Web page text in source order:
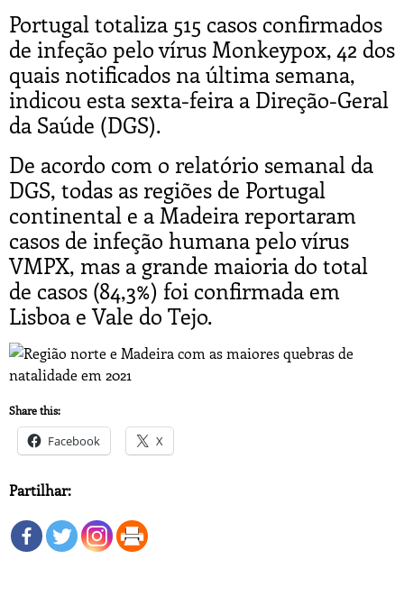
Portugal totaliza 515 casos confirmados
de infeção pelo vírus Monkeypox, 42 dos
quais notificados na última semana,
indicou esta sexta-feira a Direção-Geral
da Saúde (DGS).
De acordo com o relatório semanal da
DGS, todas as regiões de Portugal
continental e a Madeira reportaram
casos de infeção humana pelo vírus
VMPX, mas a grande maioria do total
de casos (84,3%) foi confirmada em
Lisboa e Vale do Tejo.
Share this:
Facebook X
Partilhar: